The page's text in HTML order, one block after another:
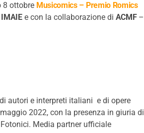
8 ottobre Musicomics – Premio Romics
IMAIE e con la collaborazione di ACMF –
autori e interpreti italiani e di opere
2022, con la presenza in giuria di
Media partner ufficiale